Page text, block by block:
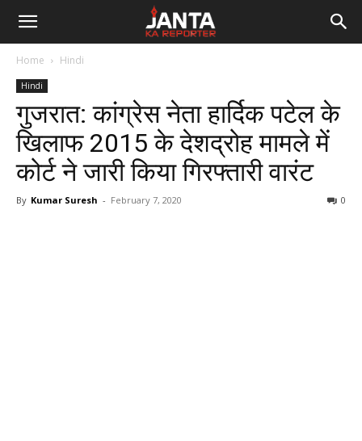
Janta
Reporter
Home Hindi
Hindi
गुजरात: कांग्रेस नेता हार्दिक पटेल के
खिलाफ 2015 के देशद्रोह मामले में
कोर्ट ने जारी किया गिरफ्तारी वारंट
By Kumar Suresh - February 7, 2020 0